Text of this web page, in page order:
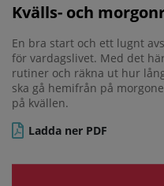
Kvälls- och
En bra start och ett lugnt
för vardagslivet. Med det
rutiner och räkna ut hur
ska gå hemifrån på
på kvällen.
Ladda ner PDF